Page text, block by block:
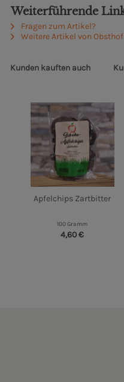
Weiterführende
Fragen zum Artikel?
Weitere Artikel von
Kunden kauften auch
Apfelchips Zartbitter
100 Gramm
4,60 €